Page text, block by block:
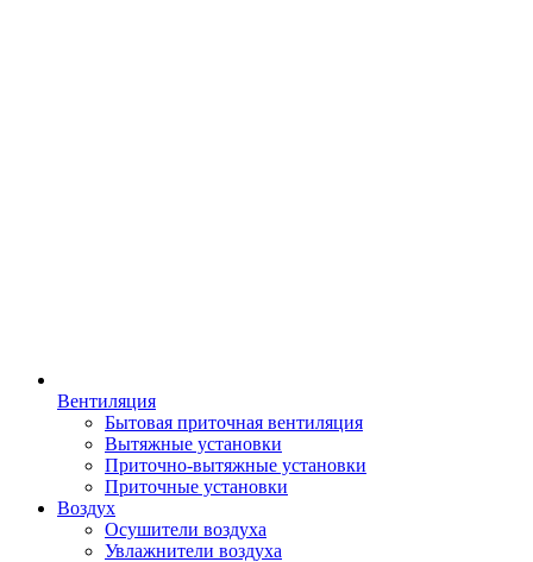
Вентиляция
Бытовая приточная вентиляция
Вытяжные установки
Приточно-вытяжные установки
Приточные установки
Воздух
Осушители воздуха
Увлажнители воздуха